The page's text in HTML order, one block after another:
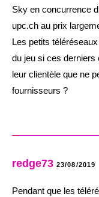
Sky en concurrence
upc.ch au prix
Les petits
du jeu si ces derniers
leur clientèle que ne
fournisseurs ?
redge73 23/08/2019
Pendant que les